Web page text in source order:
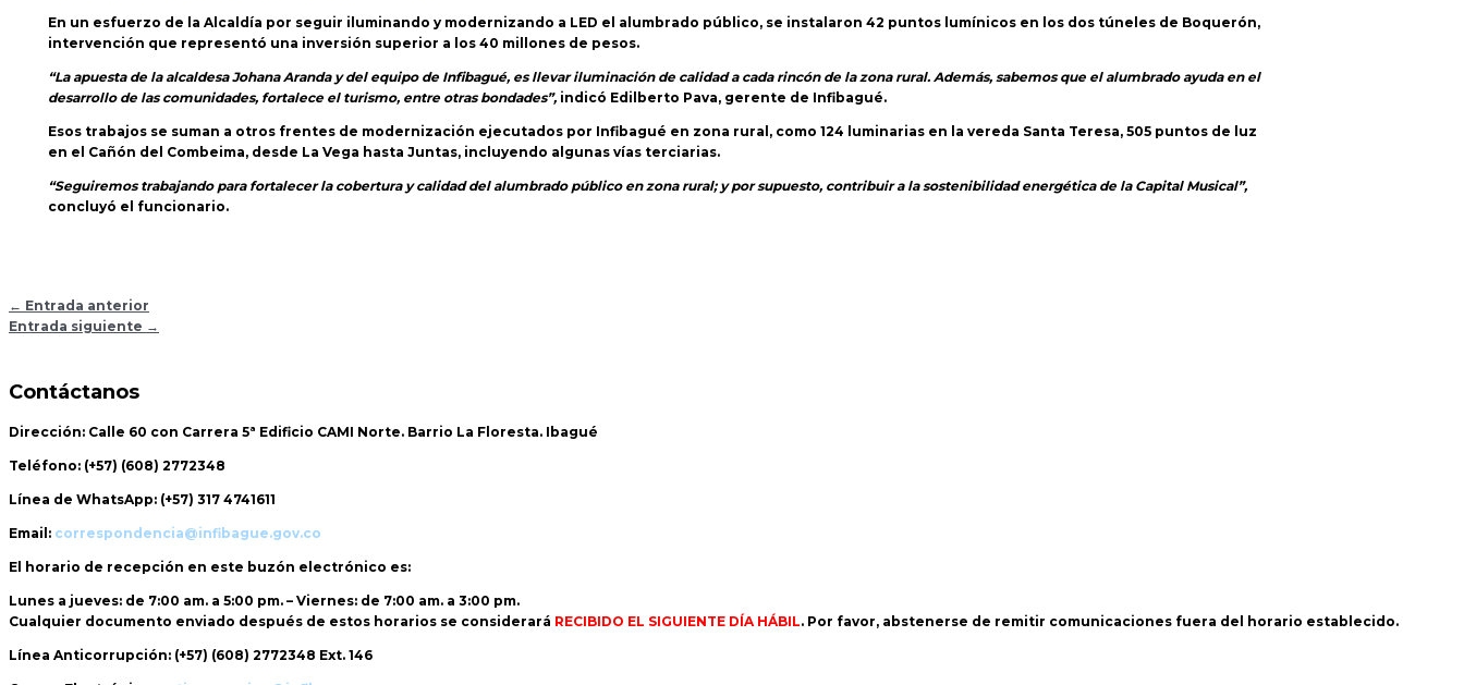
En un esfuerzo de la Alcaldía por seguir iluminando y modernizando a LED el alumbrado público, se instalaron 42 puntos lumínicos en los dos túneles de Boquerón,
intervención que representó una inversión superior a los 40 millones de pesos.
“La apuesta de la alcaldesa Johana Aranda y del equipo de Infibagué, es llevar iluminación de calidad a cada rincón de la zona rural. Además, sabemos que el alumbrado ayuda en el
desarrollo de las comunidades, fortalece el turismo, entre otras bondades”, indicó Edilberto Pava, gerente de Infibagué.
Esos trabajos se suman a otros frentes de modernización ejecutados por Infibagué en zona rural, como 124 luminarias en la vereda Santa Teresa, 505 puntos de luz
en el Cañón del Combeima, desde La Vega hasta Juntas, incluyendo algunas vías terciarias.
“Seguiremos trabajando para fortalecer la cobertura y calidad del alumbrado público en zona rural; y por supuesto, contribuir a la sostenibilidad energética de la Capital Musical”,
concluyó el funcionario.
← Entrada anterior
Entrada siguiente →
Contáctanos
Dirección: Calle 60 con Carrera 5ª Edificio CAMI Norte. Barrio La Floresta. Ibagué
Teléfono: (+57) (608) 2772348
Línea de WhatsApp: (+57) 317 4741611
Email: correspondencia@infibague.gov.co
El horario de recepción en este buzón electrónico es:
Lunes a jueves: de 7:00 am. a 5:00 pm. – Viernes: de 7:00 am. a 3:00 pm.
Cualquier documento enviado después de estos horarios se considerará RECIBIDO EL SIGUIENTE DÍA HÁBIL. Por favor, abstenerse de remitir comunicaciones fuera del horario establecido.
Línea Anticorrupción: (+57) (608) 2772348 Ext. 146